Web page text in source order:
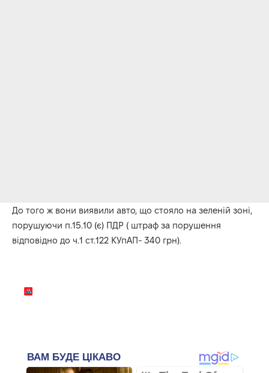
До того ж вони виявили авто, що стояло на зеленій зоні,
порушуючи п.15.10 (є) ПДР ( штраф за порушення
відповідно до ч.1 ст.122 КУпАП- 340 грн).